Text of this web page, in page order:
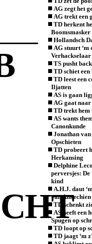
AG zegt het
AG trekt een
TD herkent
Boomsmasker
Hollandsch
AG stuurt ‘m
Verhackselaar
TS pusht
TD schiet
TD leest een
Iljatten
AS is gaan
AG gaat
TD trekt hem
AS wants
Canonkunde
Jonathan
Opschieten
TD probeert
Herkansing
Delphine
perversjes:
kind
A.H.J. daut
van Annechien
TD schenkt
AS heeft een
Spugen op
TD loopt op
TD jaagt ‘m